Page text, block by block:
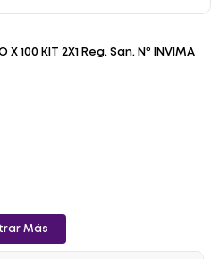
X 100 KIT 2X1 Reg. San. Nº INVIMA
Más